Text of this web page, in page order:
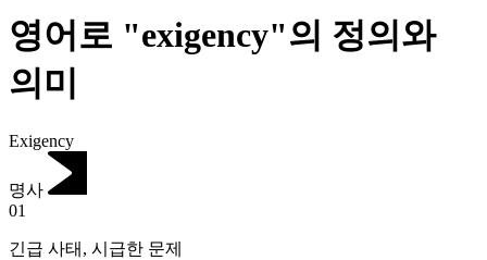
영어로 "exigency"의 정의와
의미
Exigency
명사
01
긴급 사태 , 시급한 문제